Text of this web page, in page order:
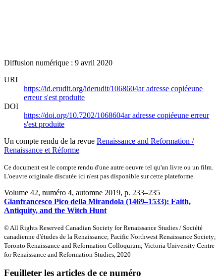
Diffusion numérique : 9 avril 2020
URI
https://id.erudit.org/iderudit/1068604aradresse copiéeune
erreur s'est produite
DOI
https://doi.org/10.7202/1068604aradresse copiéeune erreur
s'est produite
Un compte rendu de la revue Renaissance and Reformation /
Renaissance et Réforme
Ce document est le compte rendu d'une autre oeuvre tel qu'un livre ou un film.
L'oeuvre originale discutée ici n'est pas disponible sur cette plateforme.
Volume 42, numéro 4, automne 2019, p. 233–235
Gianfrancesco Pico della Mirandola (1469–1533): Faith,
Antiquity, and the Witch Hunt
© All Rights Reserved Canadian Society for Renaissance Studies / Société
canadienne d'études de la Renaissance; Pacific Northwest Renaissance Society;
Toronto Renaissance and Reformation Colloquium; Victoria University Centre
for Renaissance and Reformation Studies, 2020
Feuilleter les articles de ce numéro